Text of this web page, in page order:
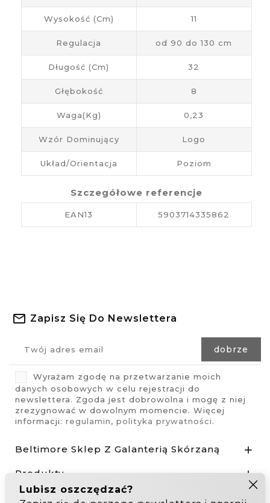
Wysokość (cm) 11
Regulacja od 90 do 130 cm
Długość (cm) 32
Głębokość 8
Waga(kg) 0,23
Wzór Dominujący Logo
Układ/Orientacja Poziom
Szczegółowe referencje
EAN13 5903714335862
Zapisz Się Do Newslettera
Wyrażam zgodę na przetwarzanie moich
danych osobowych w celu rejestracji do
newslettera. Zgoda jest dobrowolna i mogę z niej
zrezygnować w dowolnym momencie. Więcej
informacji: regulamin, polityka prywatności.
Beltimore Sklep Z Galanterią Skórzaną 
Produkty 
Nasza Firma 